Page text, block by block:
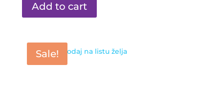
Add to cart
Sale! Dodaj na listu želja